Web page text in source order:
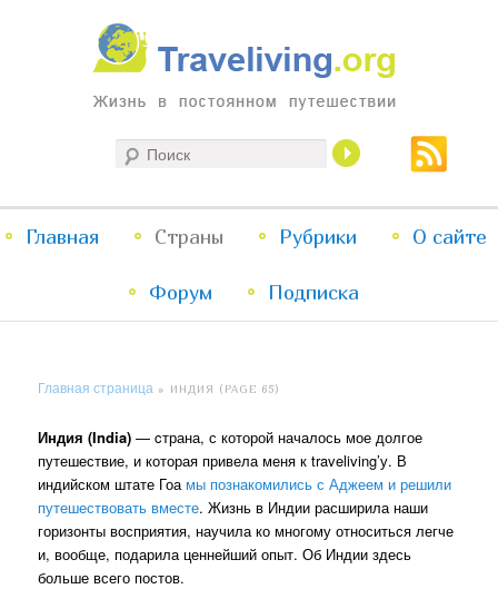
Traveliving
Жизнь в постоянном путешествии
меню
Перейти
к
Перейти
к
Главная Страны Рубрики О сайте
Форум Подписка
Главная страница » ИНДИЯ (PAGE 65)
Индия (India) — cтрана, с которой началось мое долгое
путешествие, и которая привела меня к traveliving’у. В
индийском штате Гоа мы познакомились с Аджеем и решили
путешествовать вместе. Жизнь в Индии расширила наши
горизонты восприятия, научила ко многому относиться легче
и, вообще, подарила ценнейший опыт. Об Индии здесь
больше всего постов.